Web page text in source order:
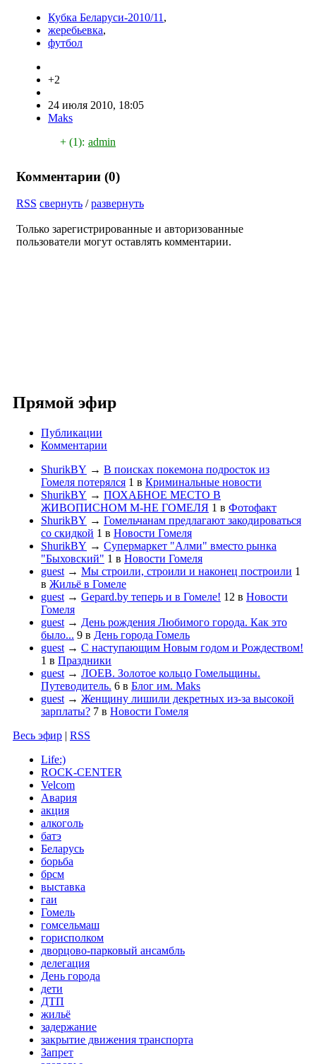
Кубка Беларуси-2010/11 ,
жеребьевка,
футбол
+2
24 июля 2010, 18:05
Maks
+ (1): admin
Комментарии (0)
RSS свернуть /развернуть
Только зарегистрированные и авторизованные
пользователи могут оставлять комментарии.
Прямой эфир
Публикации
Комментарии
ShurikBY → В поисках покемона подросток из
Гомеля потерялся 1 в Криминальные новости
ShurikBY → ПОХАБНОЕ МЕСТО В
ЖИВОПИСНОМ М-НЕ ГОМЕЛЯ 1 в Фотофакт
ShurikBY → Гомельчанам предлагают закодироваться
со скидкой 1 в Новости Гомеля
ShurikBY → Супермаркет "Алми" вместо рынка
"Быховский" 1 в Новости Гомеля
guest → Мы строили, строили и наконец построили 1
в Жильё в Гомеле
guest → Gepard.by теперь и в Гомеле! 12 в Новости
Гомеля
guest → День рождения Любимого города. Как это
было... 9 в День города Гомель
guest → С наступающим Новым годом и Рождеством!
1 в Праздники
guest → ЛОЕВ. Золотое кольцо Гомельщины.
Путеводитель. 6 в Блог им. Maks
guest → Женщину лишили декретных из-за высокой
зарплаты? 7 в Новости Гомеля
Весь эфир | RSS
Life:)
ROCK-CENTER
Velcom
Авария
акция
алкоголь
батэ
Беларусь
борьба
брсм
выставка
гаи
Гомель
гомсельмаш
горисполком
дворцово-парковый ансамбль
делегация
День города
дети
ДТП
жильё
задержание
закрытие движения транспорта
Запрет